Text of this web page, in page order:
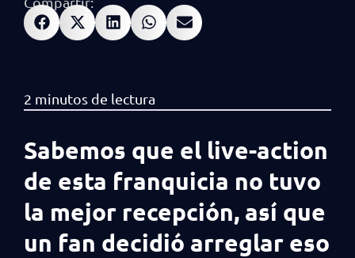
Sabemos que el live-action
de esta franquicia no tuvo
la mejor recepción, así que
un fan decidió arreglar eso